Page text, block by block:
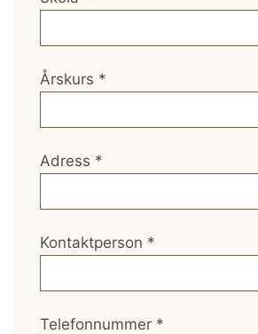
Årskurs *
Adress *
Kontaktperson *
Telefonnummer *